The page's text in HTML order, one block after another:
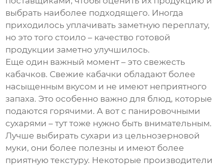
выбрать наиболее подходящего. Иногда
приходилось уплачивать заметную переплату,
но это того стоило – качество готовой
продукции заметно улучшилось.
Еще один важный момент – это свежесть
кабачков. Свежие кабачки обладают более
насыщенным вкусом и не имеют неприятного
запаха. Это особенно важно для блюд, которые
подаются горячими. А вот с панировочными
сухарями – тут тоже нужно быть внимательным.
Лучше выбирать сухари из цельнозерновой
муки, они более полезны и имеют более
приятную текстуру. Некоторые производители